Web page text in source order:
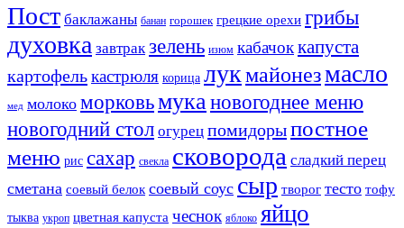
Пост баклажаны банан горошек грецкие орехи грибы
духовка завтрак зелень изюм кабачоккапуста
картофелькастрюля корица лукмайонезмасло
мед молоко морковьмука новогоднее меню
новогодний стол огурец помидорыпостное
меню рис сахар свекла сковорода сладкий перец
сметана соевый белок соевый соус сыр творог тесто тофу
тыква укроп цветная капуста чеснок яблоко яйцо